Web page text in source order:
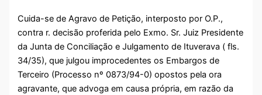
Cuida-se de Agravo de Petição, interposto por O.P.,
contra r. decisão proferida pelo Exmo. Sr. Juiz Presidente
da Junta de Conciliação e Julgamento de Ituverava ( fls.
34/35), que julgou improcedentes os Embargos de
Terceiro (Processo nº 0873/94-0) opostos pela ora
agravante, que advoga em causa própria, em razão da